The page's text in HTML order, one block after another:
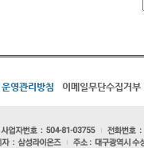
영관리방침 이메일무단수집거부